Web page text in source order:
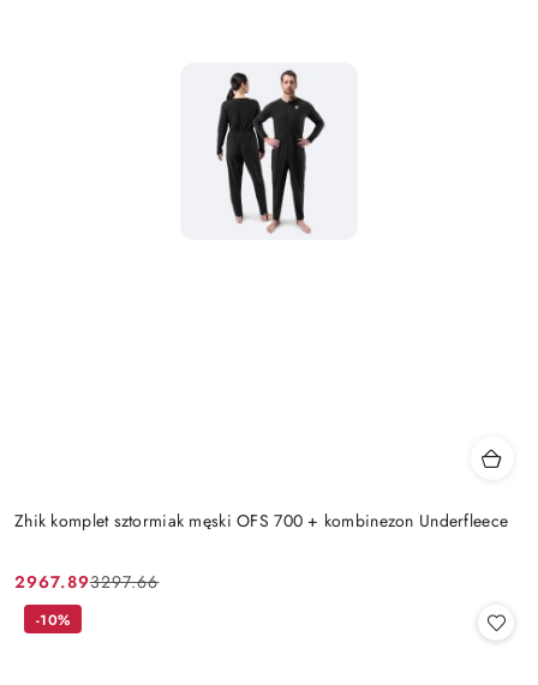
Zhik komplet sztormiak męski OFS 700 + kombinezon Underfleece
Cena
promocyjna:
2967.89
Cena
przed
3297.66
-10%